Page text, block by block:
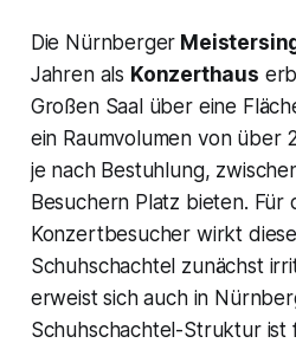
Die Nürnberger
Jahren als Konzerthaus
Großen Saal über eine
ein Raumvolumen von über
je nach Bestuhlung,
Besuchern Platz bieten.
Konzertbesucher wirkt
Schuhschachtel zunächst
erweist sich auch in
Schuhschachtel-Struktur ist